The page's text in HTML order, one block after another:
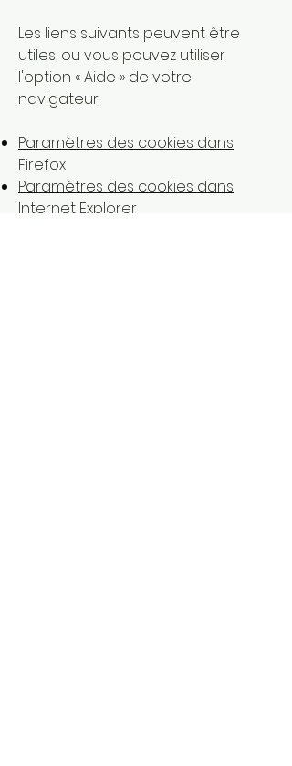
Les liens suivants peuvent être
utiles, ou vous pouvez utiliser
l'option «Aide » de votre
navigateur.
Paramètres des cookies dans
Firefox
Paramètres des cookies dans
Internet Explorer